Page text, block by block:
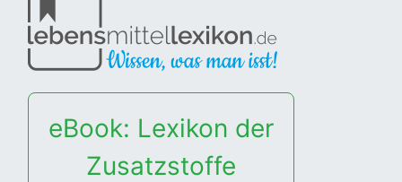
eBook: Lexikon der
Zusatzstoffe